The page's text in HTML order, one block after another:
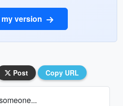
version
Post Copy URL